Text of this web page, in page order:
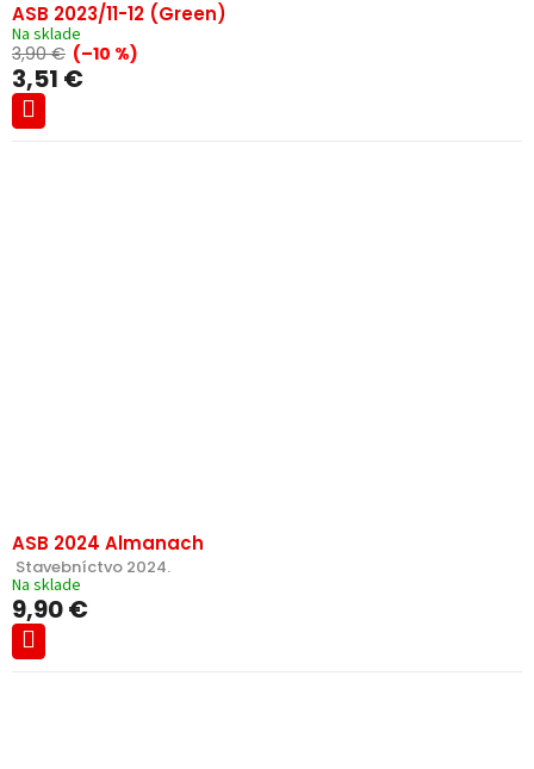
ASB 2023/11-12 (Green)
Na sklade
3,90 € (–10 %)
3,51 €
ASB 2024 Almanach
Stavebníctvo 2024.
Na sklade
9,90 €